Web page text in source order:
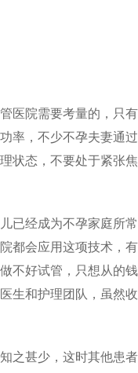
院需要考量的，只有
率，不少不孕夫妻通
状态，不要处于紧张
经成为不孕家庭所
都会应用这项技术，
不好试管，只想从的
生和护理团队，虽然
甚少，这时其他患